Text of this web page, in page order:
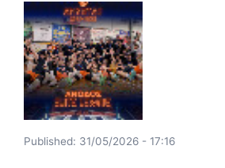
Published: 31/05/2026 - 17:16